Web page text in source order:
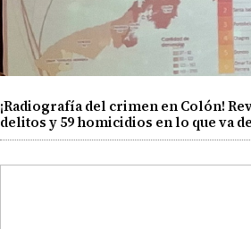
¡Radiografía del crimen en Colón!
delitos y 59 homicidios en lo que va